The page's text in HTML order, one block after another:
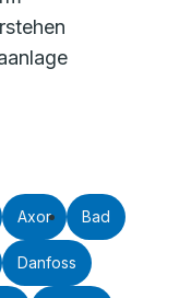
Axor Bad
Danfoss